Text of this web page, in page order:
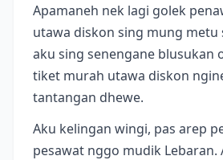
Apamaneh nek lagi golek
utawa diskon sing mung metu
aku sing senengane blusukan
tiket murah utawa diskon
tantangan dhewe.
Aku kelingan wingi, pas arep
pesawat nggo mudik Lebaran.